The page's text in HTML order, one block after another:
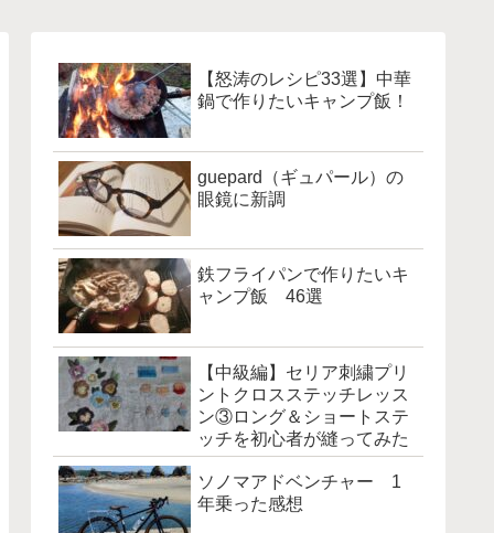
【怒涛のレシピ33選】中華
鍋で作りたいキャンプ飯！
guepard（ギュパール）の
眼鏡に新調
鉄フライパンで作りたいキ
ャンプ飯 46選
【中級編】セリア刺繍プリ
ントクロスステッチレッス
ン③ロング＆ショートステ
ッチを初心者が縫ってみた
ソノマアドベンチャー 1
年乗った感想